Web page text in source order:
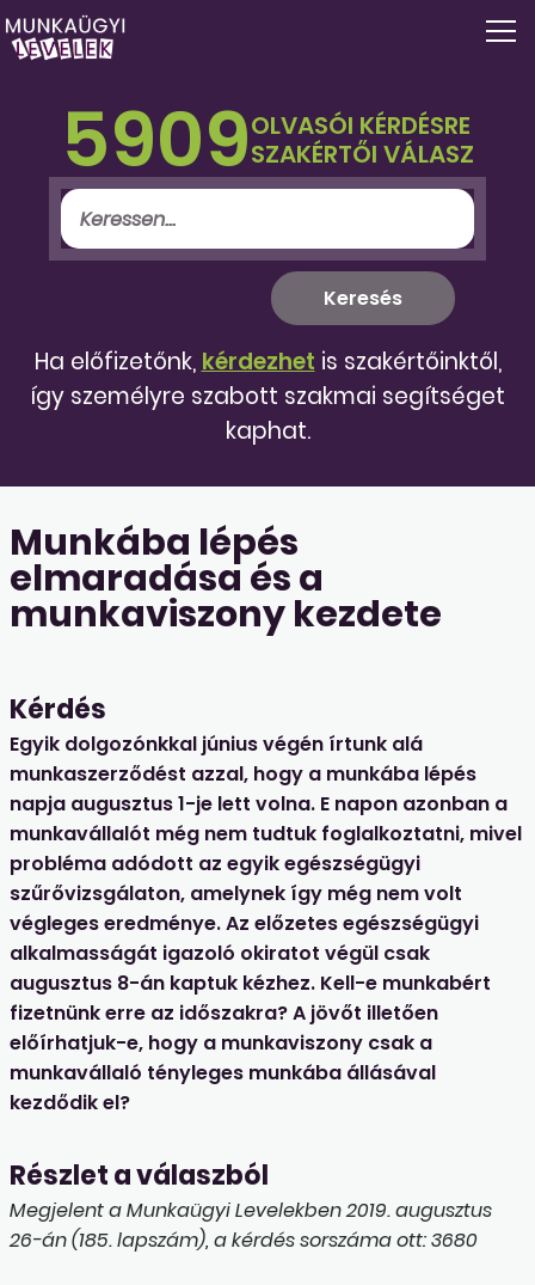
5909OLVASÓI KÉRDÉSRE
SZAKÉRTŐI VÁLASZ
Ha előfizetőnk, kérdezhet is szakértőinktől,
így személyre szabott szakmai segítséget
kaphat.
Munkába lépés
elmaradása és a
munkaviszony kezdete
Kérdés
Egyik dolgozónkkal június végén írtunk alá
munkaszerződést azzal, hogy a munkába lépés
napja augusztus 1-je lett volna. E napon azonban a
munkavállalót még nem tudtuk foglalkoztatni, mivel
probléma adódott az egyik egészségügyi
szűrővizsgálaton, amelynek így még nem volt
végleges eredménye. Az előzetes egészségügyi
alkalmasságát igazoló okiratot végül csak
augusztus 8-án kaptuk kézhez. Kell-e munkabért
fizetnünk erre az időszakra? A jövőt illetően
előírhatjuk-e, hogy a munkaviszony csak a
munkavállaló tényleges munkába állásával
kezdődik el?
Részlet a válaszból
Megjelent a Munkaügyi Levelekben 2019. augusztus
26-án (185. lapszám), a kérdés sorszáma ott: 3680